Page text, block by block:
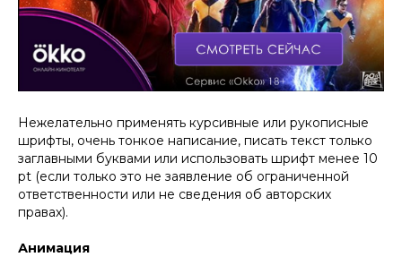
Нежелательно применять курсивные или рукописные
шрифты, очень тонкое написание, писать текст только
заглавными буквами или использовать шрифт менее 10
pt (если только это не заявление об ограниченной
ответственности или не сведения об авторских
правах).
Анимация